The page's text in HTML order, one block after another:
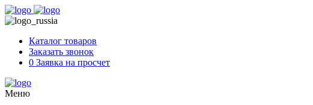
Skip
to
Каталог товаров
Заказать звонок
0 Заявка на просчет
Меню